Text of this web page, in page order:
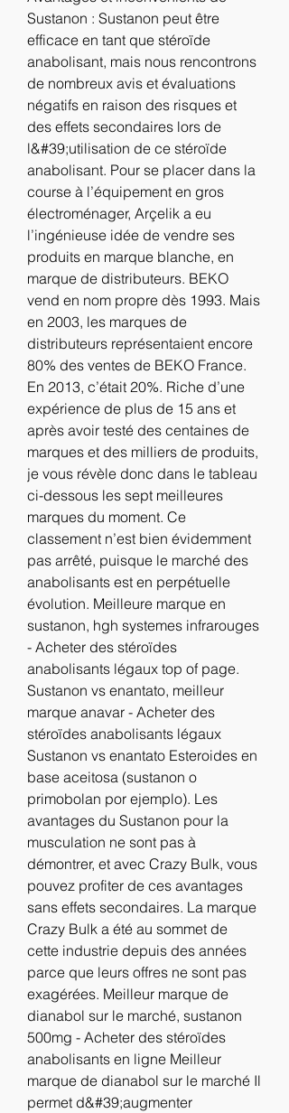
Sustanon : Sustanon peut être
efficace en tant que stéroïde
anabolisant, mais nous rencontrons
de nombreux avis et évaluations
négatifs en raison des risques et
des effets secondaires lors de
l&#39;utilisation de ce stéroïde
anabolisant. Pour se placer dans la
course à l’équipement en gros
électroménager, Arçelik a eu
l’ingénieuse idée de vendre ses
produits en marque blanche, en
marque de distributeurs. BEKO
vend en nom propre dès 1993. Mais
en 2003, les marques de
distributeurs représentaient encore
80% des ventes de BEKO France.
En 2013, c’était 20%. Riche d’une
expérience de plus de 15 ans et
après avoir testé des centaines de
marques et des milliers de produits,
je vous révèle donc dans le tableau
ci-dessous les sept meilleures
marques du moment. Ce
classement n’est bien évidemment
pas arrêté, puisque le marché des
anabolisants est en perpétuelle
évolution. Meilleure marque en
sustanon, hgh systemes infrarouges
- Acheter des stéroïdes
anabolisants légaux top of page.
Sustanon vs enantato, meilleur
marque anavar - Acheter des
stéroïdes anabolisants légaux
Sustanon vs enantato Esteroides en
base aceitosa (sustanon o
primobolan por ejemplo). Les
avantages du Sustanon pour la
musculation ne sont pas à
démontrer, et avec Crazy Bulk, vous
pouvez profiter de ces avantages
sans effets secondaires. La marque
Crazy Bulk a été au sommet de
cette industrie depuis des années
parce que leurs offres ne sont pas
exagérées. Meilleur marque de
dianabol sur le marché, sustanon
500mg - Acheter des stéroïdes
anabolisants en ligne Meilleur
marque de dianabol sur le marché Il
permet d&#39;augmenter